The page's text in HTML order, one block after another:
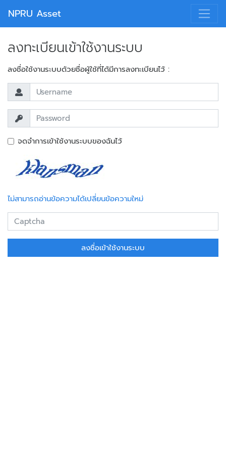
NPRU Asset
ลงทะเบียนเข้าใช้งานระบบ
ลงชื่อใช้งานระบบด้วยชื่อผู้ใช้ที่ได้มีการลงทะเบียนไว้ :
จดจำการเข้าใช้งานระบบของฉันไว้
ไม่สามารถอ่านข้อความได้เปลี่ยนข้อความใหม่